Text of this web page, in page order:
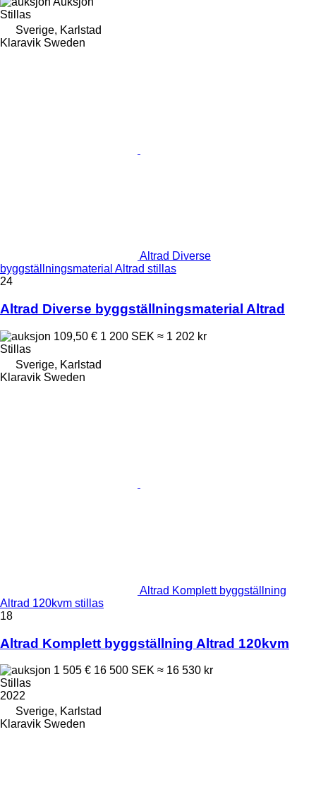
Stillas
Sverige, Karlstad
Klaravik Sweden
Altrad Diverse
byggställningsmaterial Altrad stillas
24
Altrad Diverse byggställningsmaterial Altrad
109,50 € 1 200 SEK ≈ 1 202 kr
Stillas
Sverige, Karlstad
Klaravik Sweden
Altrad Komplett byggställning
Altrad 120kvm stillas
18
Altrad Komplett byggställning Altrad 120kvm
1 505 € 16 500 SEK ≈ 16 530 kr
Stillas
2022
Sverige, Karlstad
Klaravik Sweden